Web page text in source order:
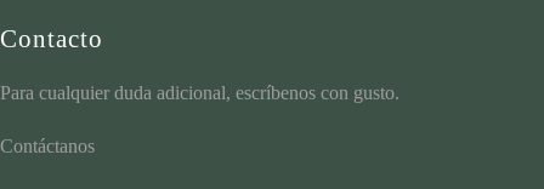
Contacto
Para cualquier duda adicional, escríbenos con gusto.
Contáctanos